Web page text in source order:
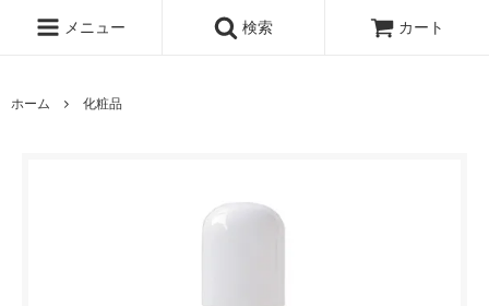
メニュー 検索 カート
ホーム 化粧品